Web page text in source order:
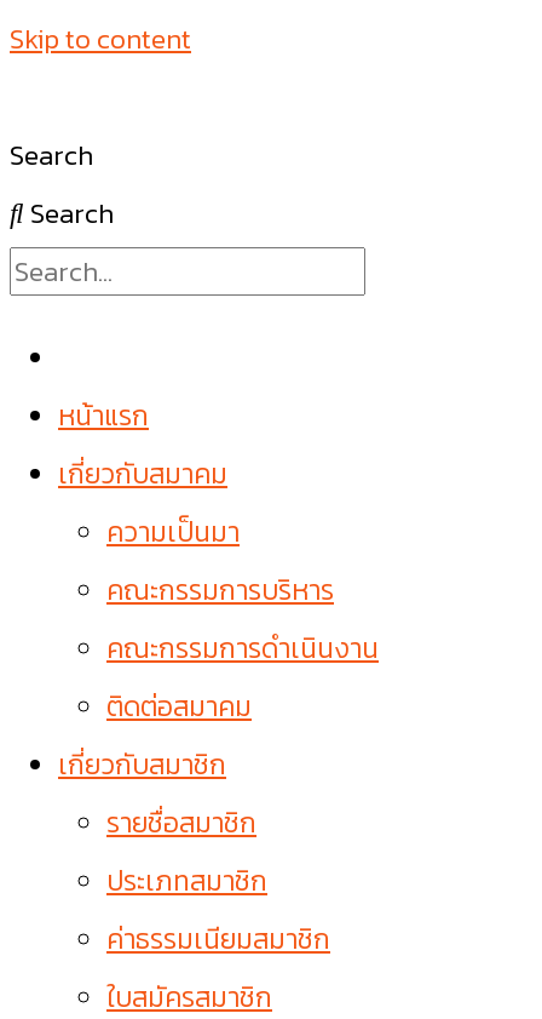
Skip to content
Search
Search
หน้าแรก
เกี่ยวกับสมาคม
ความเป็นมา
คณะกรรมการบริหาร
คณะกรรมการดำเนินงาน
ติดต่อสมาคม
เกี่ยวกับสมาชิก
รายชื่อสมาชิก
ประเภทสมาชิก
ค่าธรรมเนียมสมาชิก
ใบสมัครสมาชิก